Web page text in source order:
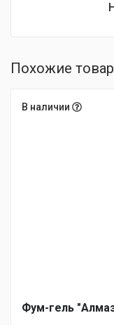
Похожие
В наличии
Фум-гель